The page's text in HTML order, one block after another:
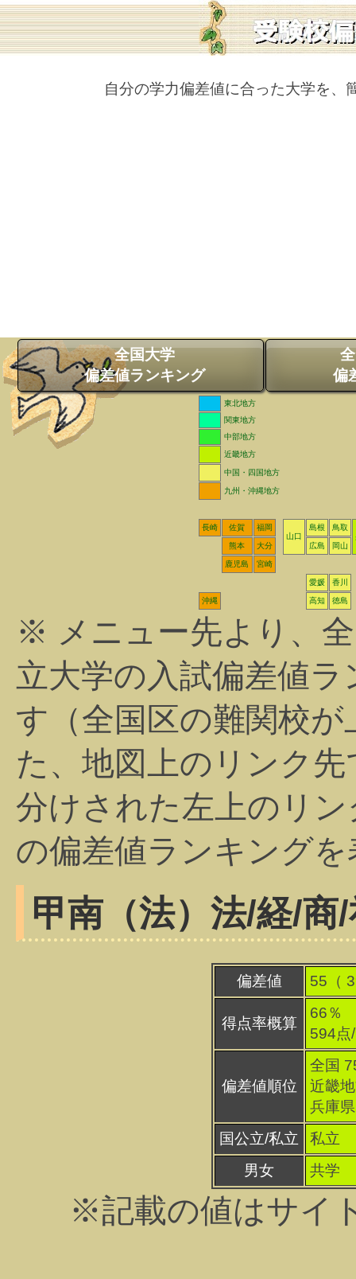
自分の学力偏差値に合った大学を、
全国大学
偏差値ランキング
偏
東北地方
関東地方
中部地方
近畿地方
中国・四国地方
九州・沖縄地方
長崎 佐賀
福岡
山口
島根
鳥取
熊本
大分 広島 岡山
鹿児島 宮崎
愛媛 香川
沖縄 高知 徳島
※ メニュー先より、
立大学の入試偏差値
す（全国区の難関校
た、地図上のリンク
分けされた左上のリ
の偏差値ランキング
甲南（法） 法/経/商
偏差値 55（ 3
得点率概算
66％
594点
偏差値順位
全国
近畿
兵庫
国公立/私立
私立
男女
共学
※記載の値はサイ